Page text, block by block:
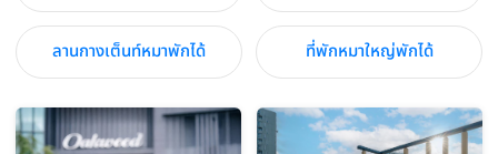
ลานกางเต็นท์หมาพักได้ ที่พักหมาใหญ่พักได้